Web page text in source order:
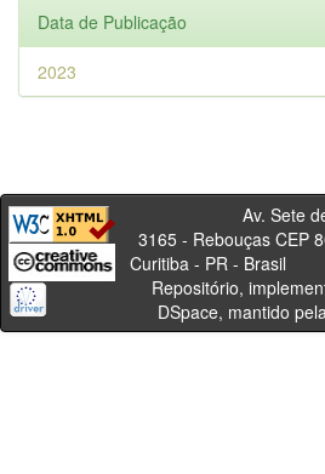
Data de Publicação
2023
Av. Sete de
3165 - Rebouças CEP
Curitiba - PR
Repositório,
DSpace, mantido